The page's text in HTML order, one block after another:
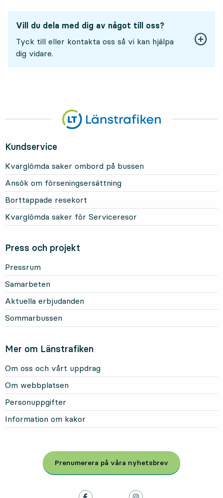
Vill du dela med dig av något till oss?
Tyck till eller kontakta oss så vi kan hjälpa
dig vidare.
Kundservice
Kvarglömda saker ombord på bussen
Ansök om förseningsersättning
Borttappade resekort
Kvarglömda saker för Serviceresor
Press och projekt
Pressrum
Samarbeten
Aktuella erbjudanden
Sommarbussen
Mer om Länstrafiken
Om oss och vårt uppdrag
Om webbplatsen
Personuppgifter
Information om kakor
Prenumerera på våra nyhetsbrev
, Öppnas i modal